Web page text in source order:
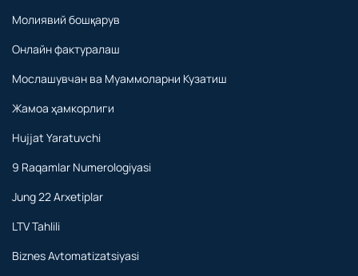
Молиявий бошқарув
Онлайн фактуралаш
Мослашувчан ва Муаммоларни Кузатиш
Жамоа ҳамкорлиги
Hujjat Yaratuvchi
9 Raqamlar Numerologiyasi
Jung 22 Arxetiplar
LTV Tahlili
Biznes Avtomatizatsiyasi